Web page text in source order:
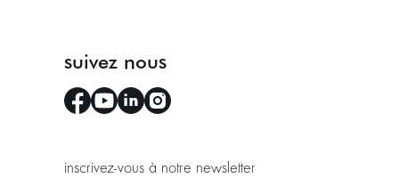
suivez nous
inscrivez-vous à notre newsletter